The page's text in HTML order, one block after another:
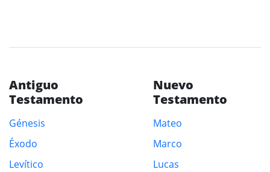
Antiguo
Testamento
Génesis
Éxodo
Levítico
Nuevo
Testamento
Mateo
Marco
Lucas